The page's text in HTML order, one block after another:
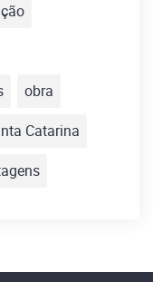
obra
Catarina